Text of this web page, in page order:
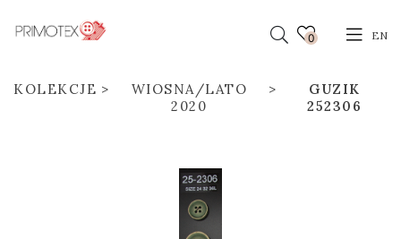
0 EN
KOLEKCJE
WIOSNA/LATO
2020
GUZIK
252306